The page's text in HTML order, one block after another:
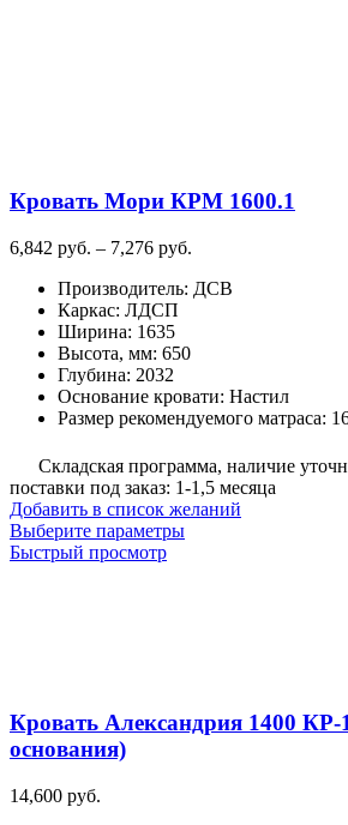
Кровать Мори КРМ 1600.1
6,842 руб. – 7,276 руб.
6,842
Производитель: ДСВ
Каркас: ЛДСП
Ширина: 1635
Высота, мм: 650
Глубина: 2032
Основание кровати: Настил
Размер рекомендуемого матраса:
Складская программа, наличие
поставки под заказ: 1-1,5 месяца
Добавить в список желаний
Выберите параметрыЭтот
странице
Быстрый просмотр
Кровать Александрия 1400 КР-
основания)
14,600 руб.